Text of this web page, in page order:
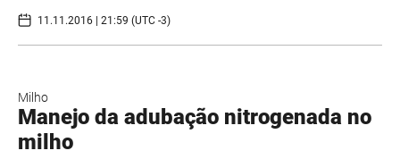
11.11.2016 | 21:59 (UTC -3)
Milho
Manejo da adubação nitrogenada no
milho